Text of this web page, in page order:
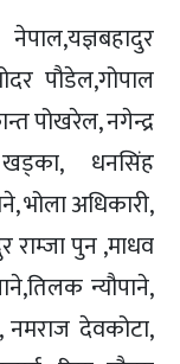
पौडेल,गोपाल
पोखरेल, नगेन्द्र
धनसिंह
भोला अधिकारी,
पुन ,माधव
न्यौपाने,
नमराज देवकोटा,